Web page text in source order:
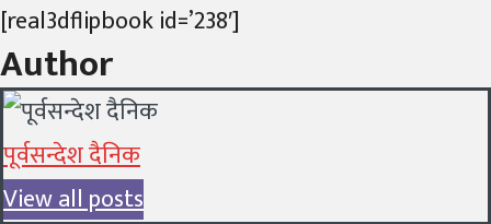
[real3dflipbook id=’238′]
Author
पूर्वसन्देश दैनिक
View all posts